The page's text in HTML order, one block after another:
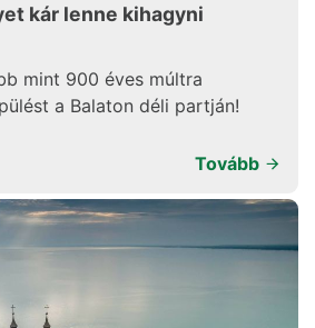
kár lenne kihagyni
mint 900 éves múltra
a Balaton déli partján!
Tovább